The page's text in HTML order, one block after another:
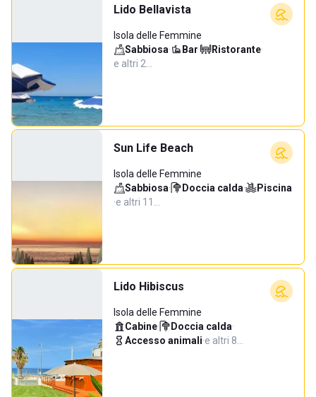
Lido Bellavista
Isola delle Femmine
Sabbiosa· Bar· Ristorante·
e altri 2…
Sun Life Beach
Isola delle Femmine
Sabbiosa· Doccia calda·
Piscina
·e altri 11…
Lido Hibiscus
Isola delle Femmine
Cabine· Doccia calda·
Accesso animali·e altri 8…